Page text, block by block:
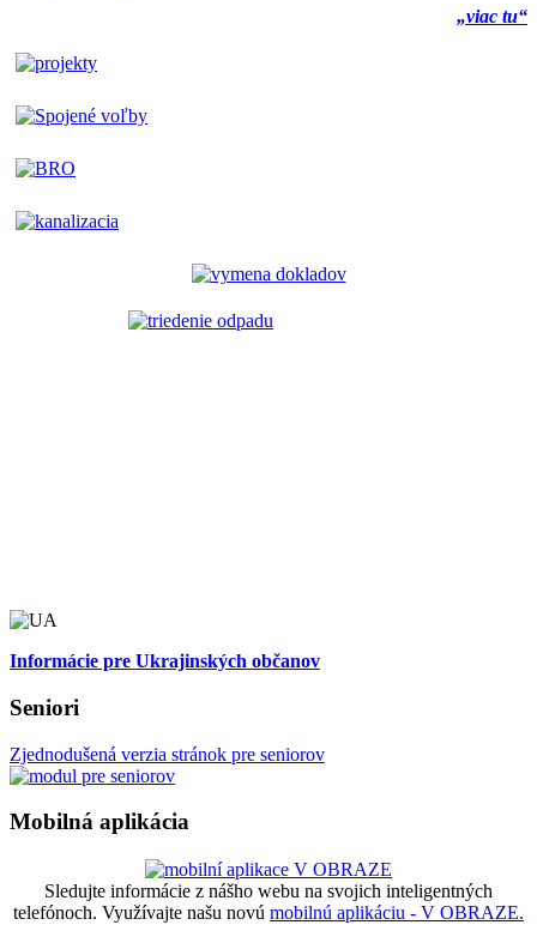
„viac tu“
Informácie pre Ukrajinských občanov
Seniori
Zjednodušená verzia stránok pre seniorov
Mobilná aplikácia
Sledujte informácie z nášho webu na svojich inteligentných
telefónoch. Využívajte našu novú mobilnú aplikáciu - V OBRAZE.